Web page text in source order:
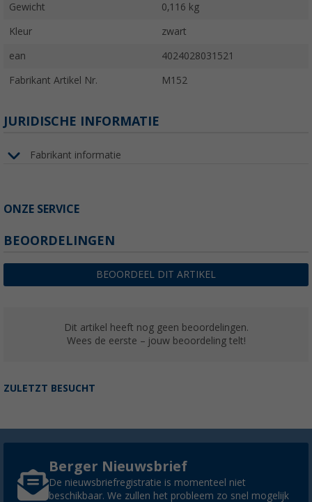
Gewicht 0,116 kg
Kleur zwart
ean 4024028031521
Fabrikant Artikel Nr. M152
JURIDISCHE INFORMATIE
Fabrikant informatie
ONZE SERVICE
BEOORDELINGEN
BEOORDEEL DIT ARTIKEL
Dit artikel heeft nog geen beoordelingen.
Wees de eerste – jouw beoordeling telt!
ZULETZT BESUCHT
Berger Nieuwsbrief
De nieuwsbriefregistratie is momenteel niet
beschikbaar. We zullen het probleem zo snel mogelijk